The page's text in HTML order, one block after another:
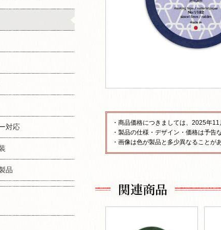
対応
品
・商品価格につきましては、2025年11
・製品の仕様・デザイン・価格は予告
・画像は色が製品と多少異なることが
関連商品